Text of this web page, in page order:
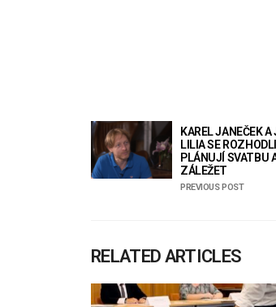
KAREL JANEČEK
LILIA SE
PLÁNUJÍ SVATBU
ZÁLEŽET
PREVIOUS POST
RELATED ARTICLES